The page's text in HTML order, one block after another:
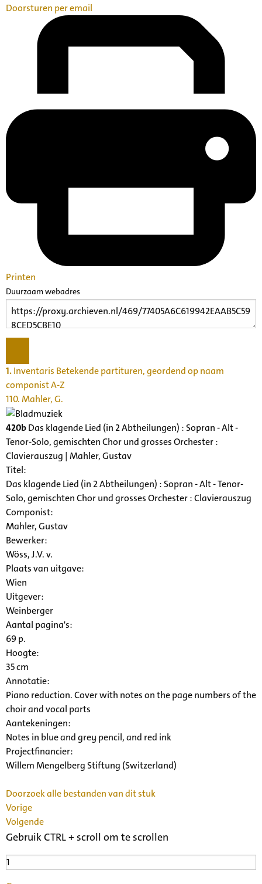
Doorsturen per email
Printen
Duurzaam webadres
1.Inventaris Betekende partituren, geordend op naam
componist A-Z
110. Mahler, G.
420bDas klagende Lied (in 2 Abtheilungen) : Sopran - Alt -
Tenor-Solo, gemischten Chor und grosses Orchester :
Clavierauszug | Mahler, Gustav
Titel:
Das klagende Lied (in 2 Abtheilungen) : Sopran - Alt - Tenor-
Solo, gemischten Chor und grosses Orchester : Clavierauszug
Componist:
Mahler, Gustav
Bewerker:
Wöss, J.V. v.
Plaats van uitgave:
Wien
Uitgever:
Weinberger
Aantal pagina's:
69 p.
Hoogte:
35 cm
Annotatie:
Piano reduction. Cover with notes on the page numbers of the
choir and vocal parts
Aantekeningen:
Notes in blue and grey pencil, and red ink
Projectfinancier:
Willem Mengelberg Stiftung (Switzerland)
Doorzoek alle bestanden van dit stuk
Vorige
Volgende
Gebruik CTRL + scroll om te scrollen